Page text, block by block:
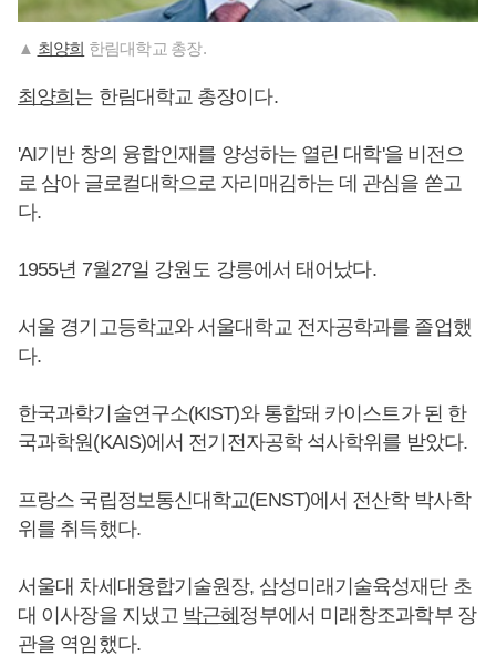
▲ 최양희 한림대학교 총장.
최양희 는 한림대학교 총장이다.
'AI기반 창의 융합인재를 양성하는 열린 대학'을 비전으
로 삼아 글로컬대학으로 자리매김하는 데 관심을 쏟고
다.
1955년 7월27일 강원도 강릉에서 태어났다.
서울 경기고등학교와 서울대학교 전자공학과를 졸업했
다.
한국과학기술연구소(KIST)와 통합돼 카이스트가 된 한
국과학원(KAIS)에서 전기전자공학 석사학위를 받았다.
프랑스 국립정보통신대학교(ENST)에서 전산학 박사학
위를 취득했다.
서울대 차세대융합기술원장, 삼성미래기술육성재단 초
대 이사장을 지냈고 박근혜 정부에서 미래창조과학부 장
관을 역임했다.